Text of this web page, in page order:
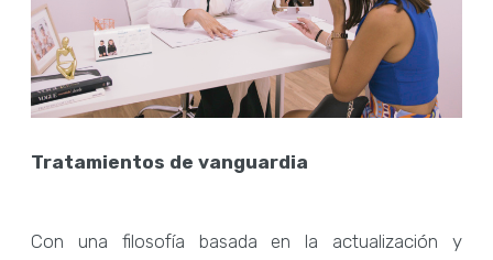
Tratamientos de vanguardia
Con una filosofía basada en la actualización y